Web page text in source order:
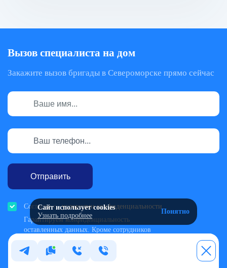
Вызов специалиста на дом
Закажите вызов бригады в Североморске прямо сейчас
Отправить
Согласен с
условиями конфиденциальности
Гарантируем конфиденциальность
оставленных данных. Кроме сотрудников
вашей проблеме
Сайт использует cookies
Сайт использует cookies
Узнать подробнее
Понятно